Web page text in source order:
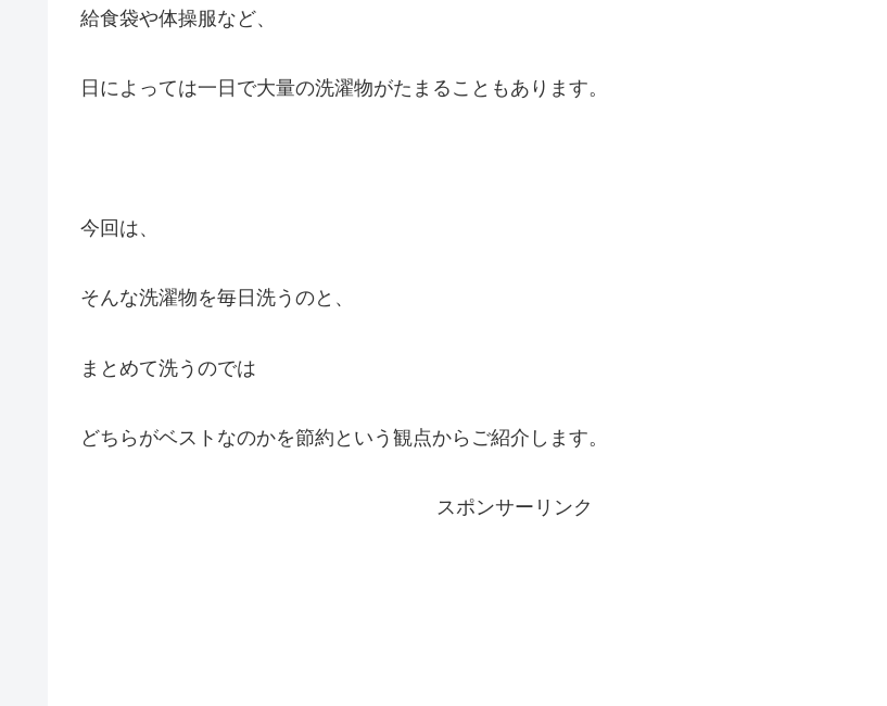
給食袋や体操服など、
日によっては一日で大量の洗濯物がたまることもあります。
今回は、
そんな洗濯物を毎日洗うのと、
まとめて洗うのでは
どちらがベストなのかを節約という観点からご紹介します。
スポンサーリンク